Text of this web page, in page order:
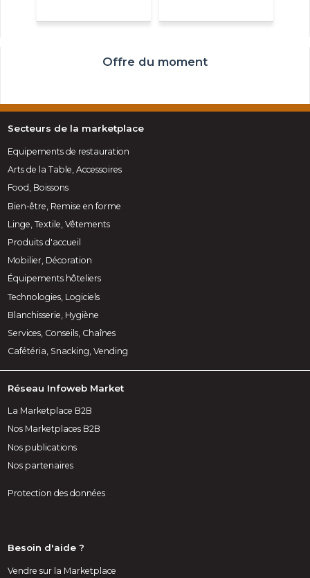
Offre du moment
Secteurs de la marketplace
Equipements de restauration
Arts de la Table, Accessoires
Food, Boissons
Bien-être, Remise en forme
Linge, Textile, Vêtements
Produits d'accueil
Mobilier, Décoration
Équipements hôteliers
Technologies, Logiciels
Blanchisserie, Hygiène
Services, Conseils, Chaînes
Cafétéria, Snacking, Vending
Réseau Infoweb Market
La Marketplace B2B
Nos Marketplaces B2B
Nos publications
Nos partenaires
Protection des données
Besoin d'aide ?
Vendre sur la Marketplace